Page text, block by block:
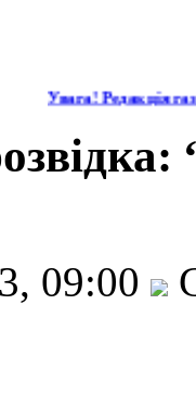
Увага! Редакція
09:00